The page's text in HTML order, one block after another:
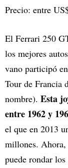
Precio: entre
El Ferrari 250
los mejores
vano participó
Tour de Francia
nombre). Esta
entre 1962 y
el que en 2013
millones. Ahora,
puede rondar